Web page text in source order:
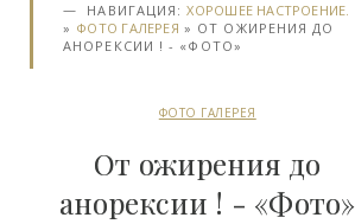
НАВИГАЦИЯ:ХОРОШЕЕ НАСТРОЕНИЕ.
» ФОТО ГАЛЕРЕЯ » ОТ ОЖИРЕНИЯ ДО
АНОРЕКСИИ ! - «ФОТО»
ФОТО ГАЛЕРЕЯ
От ожирения до
анорексии ! - «Фото»